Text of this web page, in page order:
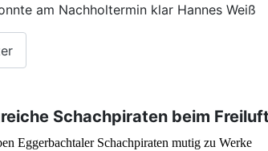
am Nachholtermin klar Hannes Weiß
Schachpiraten beim
Eggerbachtaler Schachpiraten mutig zu Werke